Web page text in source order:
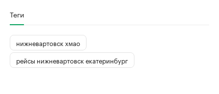
Теги
нижневартовск хмао
рейсы нижневартовск екатеринбург